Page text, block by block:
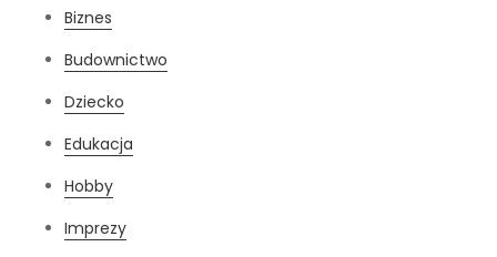
Biznes
Budownictwo
Dziecko
Edukacja
Hobby
Imprezy